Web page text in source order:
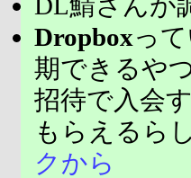
Dropboxっ
期できるや
招待で入会
もらえるら
クから